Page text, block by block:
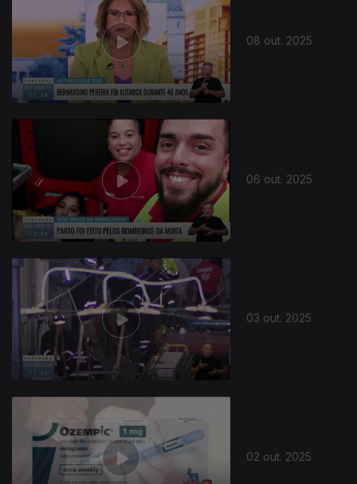
08 out. 2025
06 out. 2025
03 out. 2025
02 out. 2025